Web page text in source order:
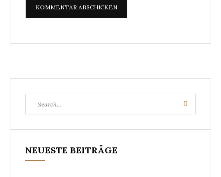
for:
Search
NEUESTE BEITRÄGE